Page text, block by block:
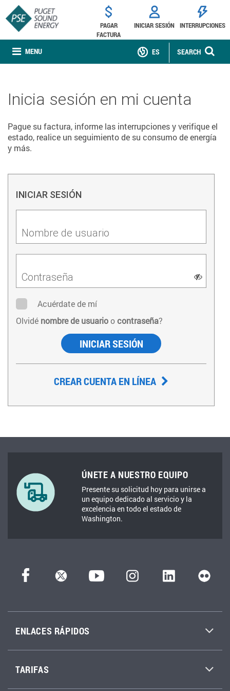
MENU
PAGAR
FACTURA
INICIAR SESIÓN INTERRUPCIONES
SEARCH
ES
Inicia sesión en mi cuenta
Pague su factura, informe las interrupciones y verifique el
estado, realice un seguimiento de su consumo de energía
y más.
INICIAR SESIÓN
Nombre de usuario
Contraseña
Acuérdate de mí
Olvidé nombre de usuarioocontraseña?
INICIAR SESIÓN
CREAR CUENTA EN LÍNEA
ÚNETE A NUESTRO EQUIPO
Presente su solicitud hoy para unirse a
un equipo dedicado al servicio y la
excelencia en todo el estado de
Washington.
ENLACES RÁPIDOS
TARIFAS